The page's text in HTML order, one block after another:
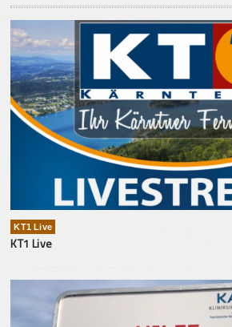
KT1 Live
KT1 Live